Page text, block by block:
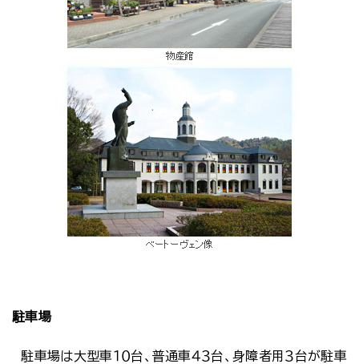
駐車場
駐車場は大型車１０台、普通車４３台、身障者用３台が駐車